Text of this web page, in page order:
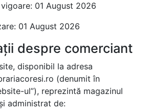
01 August 2026
01 August 2026
despre comerciant
disponibil la adresa
(denumit în
ul”), reprezintă magazinul
administrat de: